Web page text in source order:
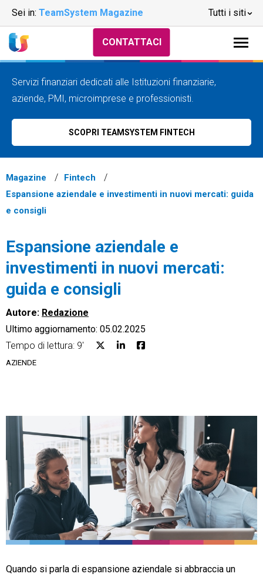
Sei in: TeamSystem Magazine Tutti i siti
Ecommerce
Financial Solutions
Trust Services
TeamSystem Corporate
CONTATTACI
Servizi finanziari dedicati alle Istituzioni finanziarie,
aziende, PMI, microimprese e professionisti.
SCOPRI TEAMSYSTEM FINTECH
Magazine
Fintech
Espansione aziendale e investimenti in nuovi mercati: guida
e consigli
Espansione aziendale e
investimenti in nuovi mercati:
guida e consigli
Autore: Redazione
Ultimo aggiornamento: 05.02.2025
Tempo di lettura: 9'
AZIENDE
Quando si parla di espansione aziendale si abbraccia un